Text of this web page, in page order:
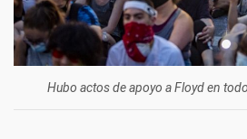
Hubo actos de apoyo a Floyd en